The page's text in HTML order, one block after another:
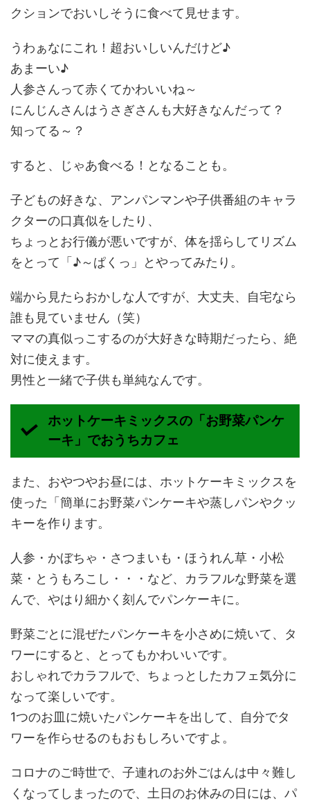
クションでおいしそうに食べて見せます。
うわぁなにこれ！超おいしいんだけど♪
あまーい♪
人参さんって赤くてかわいいね～
にんじんさんはうさぎさんも大好きなんだって？
知ってる～？
すると、じゃあ食べる！となることも。
子どもの好きな、アンパンマンや子供番組のキャラ
クターの口真似をしたり、
ちょっとお行儀が悪いですが、体を揺らしてリズム
をとって「♪～ぱくっ」とやってみたり。
端から見たらおかしな人ですが、大丈夫、自宅なら
誰も見ていません（笑）
ママの真似っこするのが大好きな時期だったら、絶
対に使えます。
男性と一緒で子供も単純なんです。
ホットケーキミックスの「お野菜パンケ
ーキ」でおうちカフェ
また、おやつやお昼には、ホットケーキミックスを
使った「簡単にお野菜パンケーキや蒸しパンやクッ
キーを作ります。
人参・かぼちゃ・さつまいも・ほうれん草・小松
菜・とうもろこし・・・など、カラフルな野菜を選
んで、やはり細かく刻んでパンケーキに。
野菜ごとに混ぜたパンケーキを小さめに焼いて、タ
ワーにすると、とってもかわいいです。
おしゃれでカラフルで、ちょっとしたカフェ気分に
なって楽しいです。
1つのお皿に焼いたパンケーキを出して、自分でタ
ワーを作らせるのもおもしろいですよ。
コロナのご時世で、子連れのお外ごはんは中々難し
くなってしまったので、土日のお休みの日には、パ